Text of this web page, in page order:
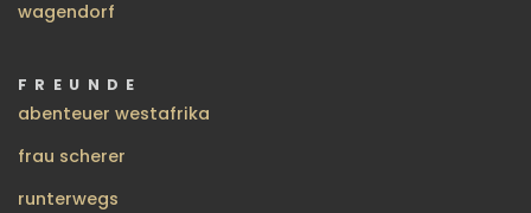
wagendorf
FREUNDE
abenteuer westafrika
frau scherer
runterwegs